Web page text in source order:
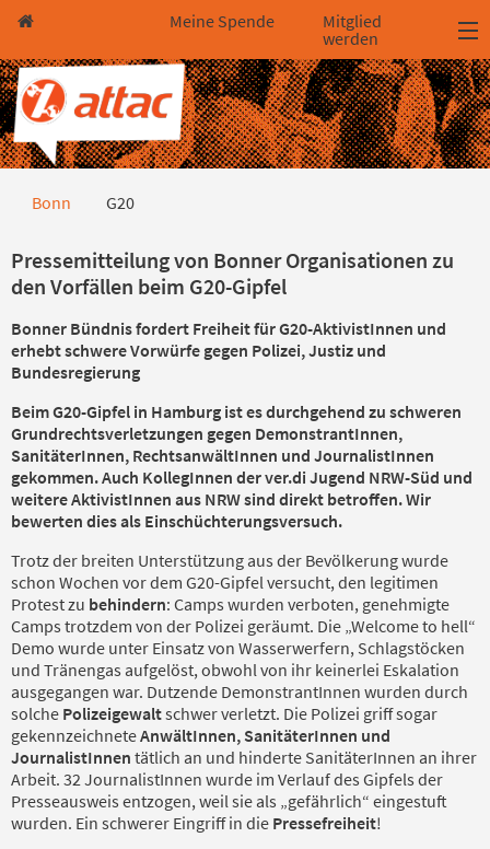
Direkt zum Hauptinhalt springen
Direkt zur Haupt-Navigation springen
Direkt zur Service-Navigation springen
Direkt zur Footer-Navigation springen
Direkt zum Footerinhalt springen
Meine Spende
Mitglied
werden
G20
Bonn G20
Pressemitteilung von Bonner Organisationen zu
den Vorfällen beim G20-Gipfel
Bonner Bündnis fordert Freiheit für G20-AktivistInnen und
erhebt schwere Vorwürfe gegen Polizei, Justiz und
Bundesregierung
Beim G20-Gipfel in Hamburg ist es durchgehend zu schweren
Grundrechtsverletzungen gegen DemonstrantInnen,
SanitäterInnen, RechtsanwältInnen und JournalistInnen
gekommen. Auch KollegInnen der ver.di Jugend NRW-Süd und
weitere AktivistInnen aus NRW sind direkt betroffen. Wir
bewerten dies als Einschüchterungsversuch.
Trotz der breiten Unterstützung aus der Bevölkerung wurde
schon Wochen vor dem G20-Gipfel versucht, den legitimen
Protest zu behindern: Camps wurden verboten, genehmigte
Camps trotzdem von der Polizei geräumt. Die „Welcome to hell“
Demo wurde unter Einsatz von Wasserwerfern, Schlagstöcken
und Tränengas aufgelöst, obwohl von ihr keinerlei Eskalation
ausgegangen war. Dutzende DemonstrantInnen wurden durch
solche Polizeigewaltschwer verletzt. Die Polizei griff sogar
gekennzeichneteAnwältInnen, SanitäterInnen und
JournalistInnen tätlich an und hinderte SanitäterInnen an ihrer
Arbeit. 32 JournalistInnen wurde im Verlauf des Gipfels der
Presseausweis entzogen, weil sie als „gefährlich“ eingestuft
wurden. Ein schwerer Eingriff in die Pressefreiheit!